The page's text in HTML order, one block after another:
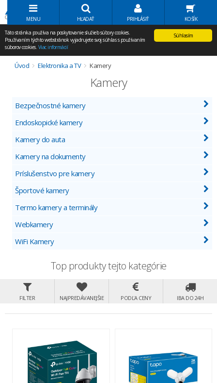
Volať Agem
MENU HĽADAŤ PRIHLÁSIŤ KOŠÍK
Súhlasím
Táto stránka používa na poskytovanie služieb súbory cookies.
Používaním týchto webstránok vyjadrujete svoj súhlas s používaním
súborov cookies. Viac informácií
Úvod Elektronika a TV Kamery
Kamery
Bezpečnostné kamery
Endoskopické kamery
Kamery do auta
Kamery na dokumenty
Príslušenstvo pre kamery
Športové kamery
Termo kamery a terminály
Webkamery
WiFi Kamery
Top produkty tejto kategórie
FILTER NAJPREDÁVANEJŠIE PODĽA CENY IBA DO 24H